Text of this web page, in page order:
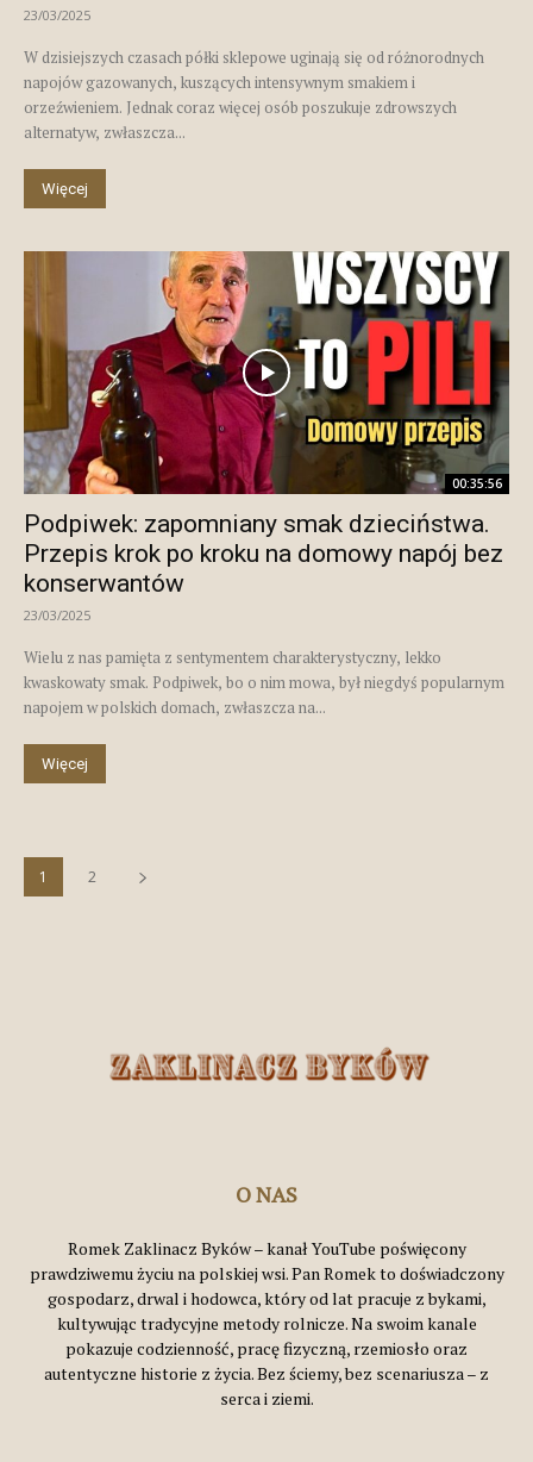
23/03/2025
W dzisiejszych czasach półki sklepowe uginają się od różnorodnych
napojów gazowanych, kuszących intensywnym smakiem i
orzeźwieniem. Jednak coraz więcej osób poszukuje zdrowszych
alternatyw, zwłaszcza...
Więcej
00:35:56
Podpiwek: zapomniany smak dzieciństwa.
Przepis krok po kroku na domowy napój bez
konserwantów
23/03/2025
Wielu z nas pamięta z sentymentem charakterystyczny, lekko
kwaskowaty smak. Podpiwek, bo o nim mowa, był niegdyś popularnym
napojem w polskich domach, zwłaszcza na...
Więcej
1 2
O NAS
Romek Zaklinacz Byków – kanał YouTube poświęcony
prawdziwemu życiu na polskiej wsi. Pan Romek to doświadczony
gospodarz, drwal i hodowca, który od lat pracuje z bykami,
kultywując tradycyjne metody rolnicze. Na swoim kanale
pokazuje codzienność, pracę fizyczną, rzemiosło oraz
autentyczne historie z życia. Bez ściemy, bez scenariusza – z
serca i ziemi.